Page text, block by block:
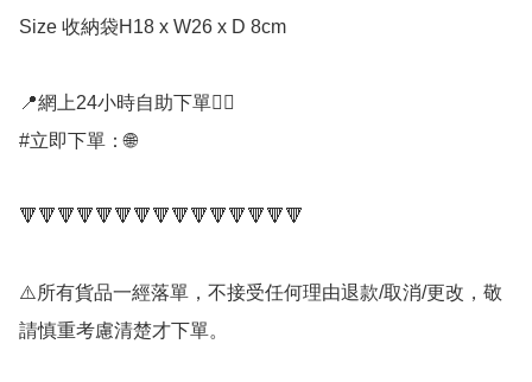
Size 收納袋H18 x W26 x D 8cm
📍網上24小時自助下單👍🏻
#立即下單：🌐
🔻🔻🔻🔻🔻🔻🔻🔻🔻🔻🔻🔻🔻🔻🔻
⚠️所有貨品一經落單，不接受任何理由退款/取消/更改，敬
請慎重考慮清楚才下單。